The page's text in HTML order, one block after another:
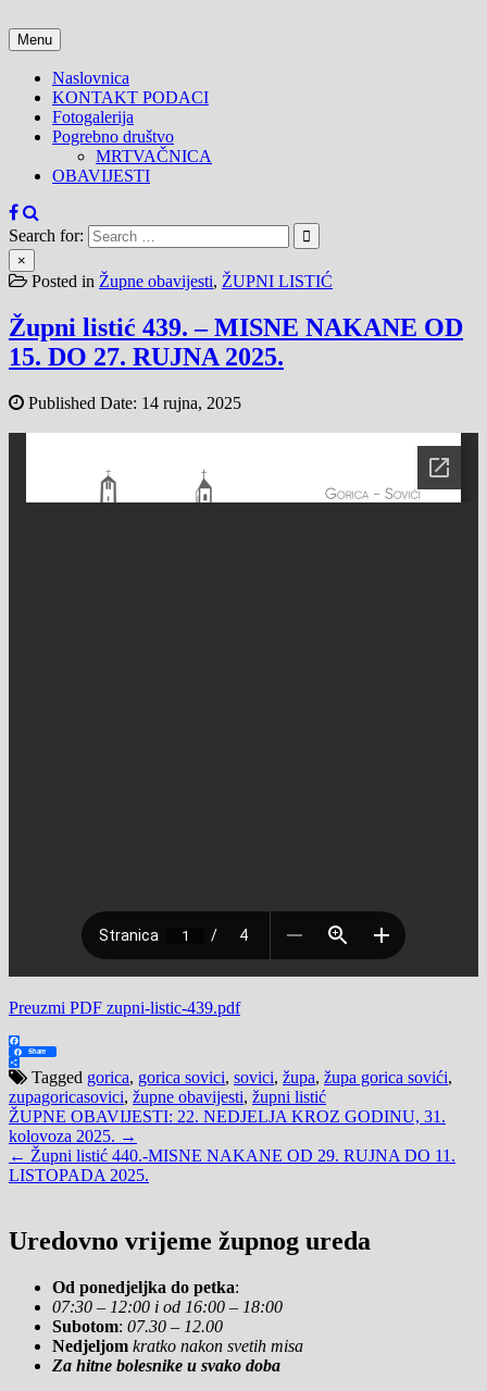
to
content
Menu
Naslovnica
KONTAKT PODACI
Fotogalerija
Pogrebno društvo
MRTVAČNICA
OBAVIJESTI
Search for:
×
Posted in Župne obavijesti, ŽUPNI LISTIĆ
Župni listić 439. – MISNE NAKANE OD
15. DO 27. RUJNA 2025.
Published Date: 14 rujna, 2025
Preuzmi PDF zupni-listic-439.pdf
Facebook
Share
ShareTagged gorica, gorica sovici, sovici, župa, župa gorica sovići,
zupagoricasovici, župne obavijesti, župni listić
Navigacija
objava
ŽUPNE OBAVIJESTI: 22. NEDJELJA KROZ GODINU, 31.
kolovoza 2025. →
← Župni listić 440.-MISNE NAKANE OD 29. RUJNA DO 11.
LISTOPADA 2025.
Uredovno vrijeme župnog ureda
Od ponedjeljka do petka:
07:30 – 12:00 i od 16:00 – 18:00
Subotom: 07.30 – 12.00
Nedjeljom kratko nakon svetih misa
Za hitne bolesnike u svako doba